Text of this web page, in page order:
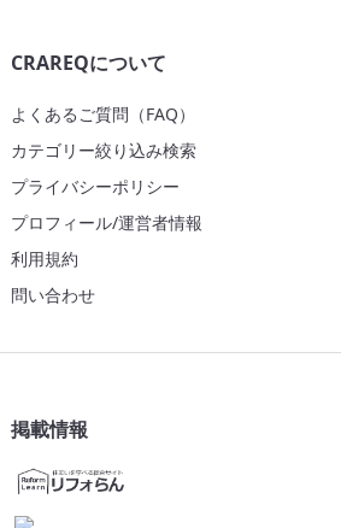
CRAREQについて
よくあるご質問（FAQ）
カテゴリー絞り込み検索
プライバシーポリシー
プロフィール/運営者情報
利用規約
問い合わせ
掲載情報